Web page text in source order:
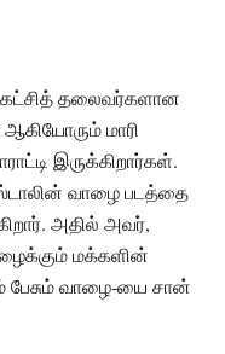
கட்சித் தலைவர்களான
மாரி
இருக்கிறார்கள்.
வாழை படத்தை
அதில் அவர்,
மக்களின்
பேசும் வாழை-யை சான்